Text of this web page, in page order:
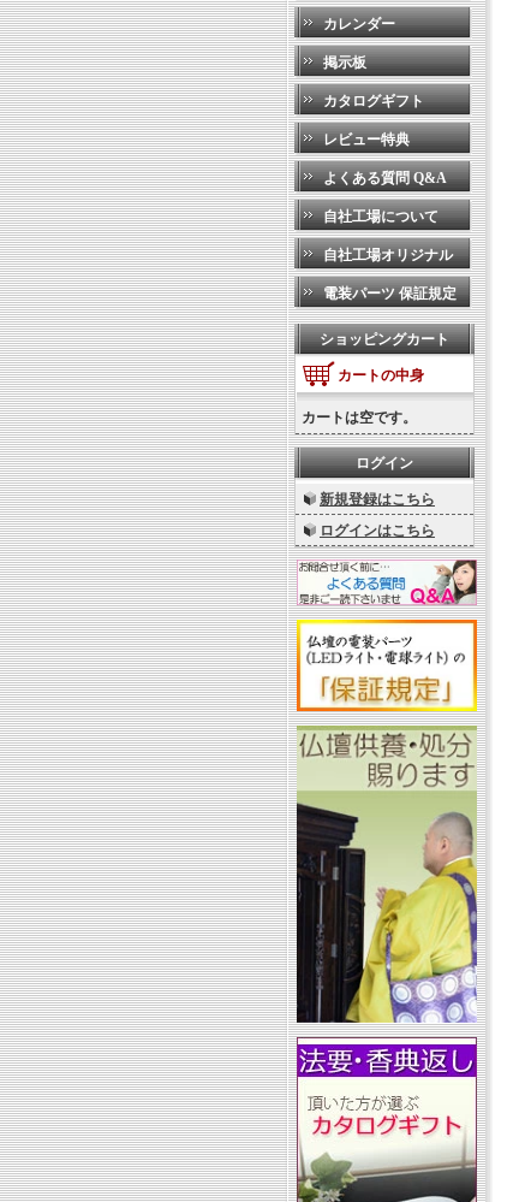
カレンダー
掲示板
カタログギフト
レビュー特典
よくある質問 Q&A
自社工場について
自社工場オリジナル
電装パーツ 保証規定
ショッピングカート
カートの中身
カートは空です。
ログイン
新規登録はこちら
ログインはこちら